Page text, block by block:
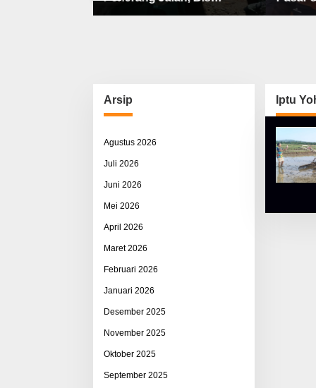
Sekolah, Jalan Rusak Berat
Arsip
Agustus 2026
Juli 2026
Juni 2026
Mei 2026
April 2026
Maret 2026
Februari 2026
Januari 2026
Desember 2025
November 2025
Oktober 2025
September 2025
Iptu